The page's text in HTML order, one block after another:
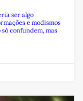
ser algo
e modismos
confundem, mas